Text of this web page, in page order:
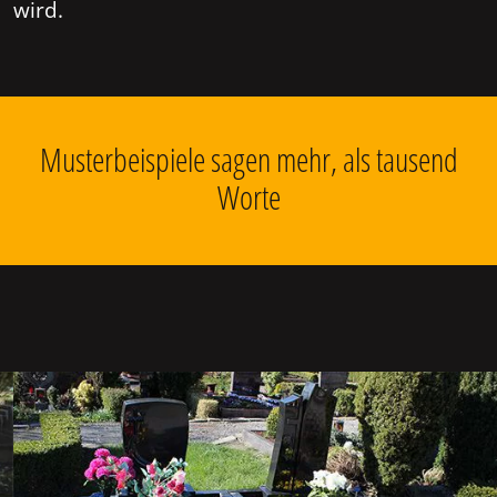
wird.
Musterbeispiele sagen mehr, als tausend
Worte